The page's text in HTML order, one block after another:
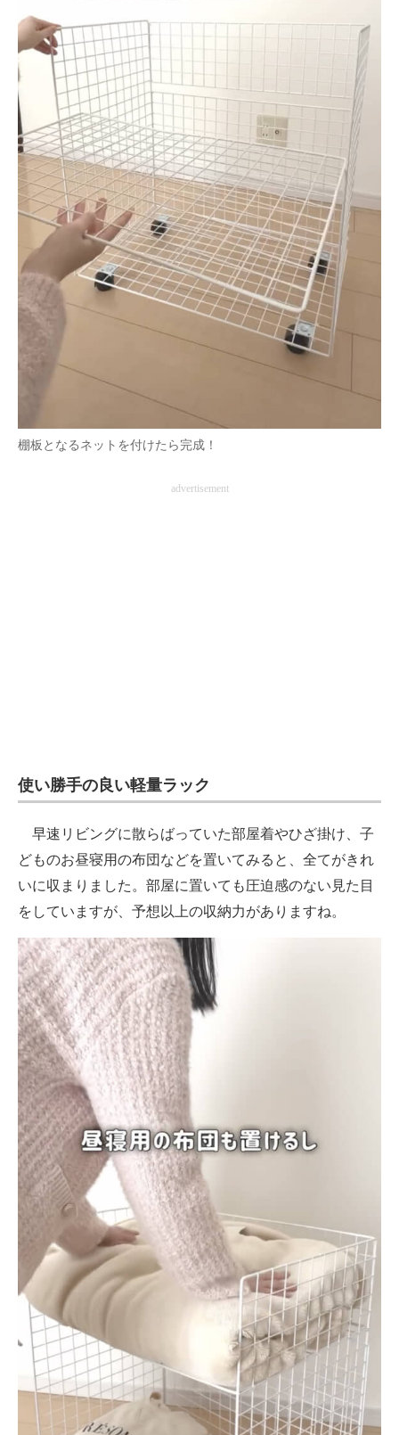
棚板となるネットを付けたら完成！
advertisement
使い勝手の良い軽量ラック
早速リビングに散らばっていた部屋着やひざ掛け、子
どものお昼寝用の布団などを置いてみると、全てがきれ
いに収まりました。部屋に置いても圧迫感のない見た目
をしていますが、予想以上の収納力がありますね。